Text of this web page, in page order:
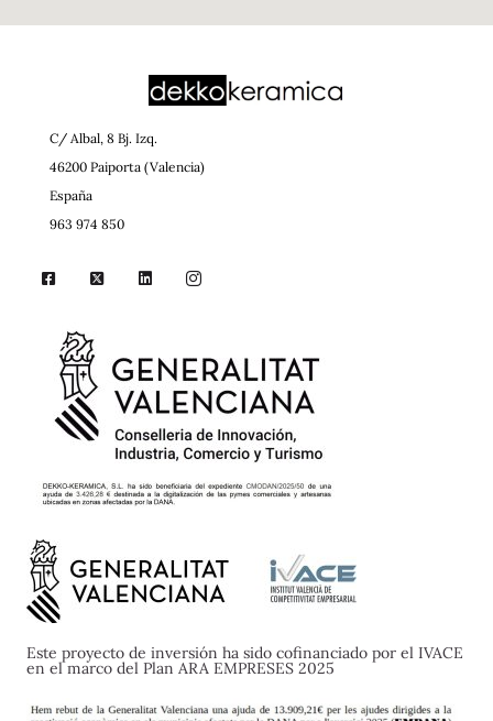
C/ Albal, 8 Bj. Izq.
46200 Paiporta (Valencia)
España
963 974 850
Este proyecto de inversión ha sido cofinanciado por el IVACE
en el marco del Plan ARA EMPRESES 2025